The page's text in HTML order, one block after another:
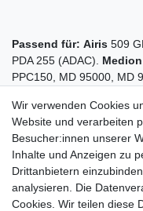
Passend für: Airis 509
PDA 255 (ADAC). Medion
PPC150, MD 95000, MD
MD 96900.Micromaxx
Navman PiN 300.
XL (Lidl).YakumoDelta
den Akku-Typ:
Kapazität: 1800 mAh.
Hohe Stand-by-
Wir verwenden Cookies
Website und verarbeiten
Besucher:innen unserer
Inhalte und Anzeigen zu
Drittanbietern
analysieren. Die
Cookies. Wir teilen diese